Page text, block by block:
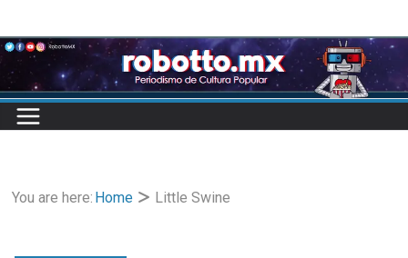
to
content
You are here: Home Little Swine